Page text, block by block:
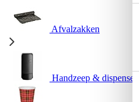
Afvalzakken
Handzeep & dispensers